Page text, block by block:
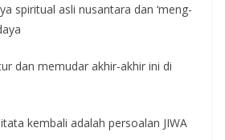
spiritual asli nusantara dan ‘meng-
dan memudar akhir-akhir ini di
kembali adalah persoalan JIWA